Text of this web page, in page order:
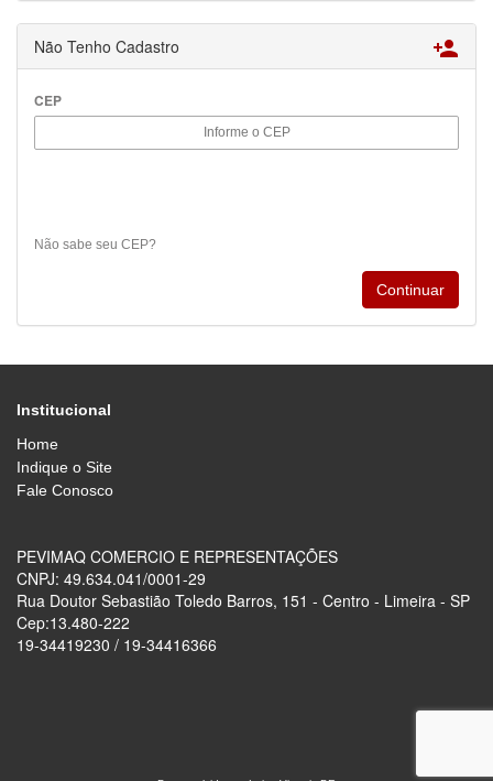
Não Tenho Cadastro 
CEP
Não sabe seu CEP?
Institucional
Home
Indique o Site
Fale Conosco
PEVIMAQ COMERCIO E REPRESENTAÇÕES
CNPJ: 49.634.041/0001-29
Rua Doutor Sebastião Toledo Barros, 151 - Centro - Limeira - SP
Cep:13.480-222
19-34419230 / 19-34416366